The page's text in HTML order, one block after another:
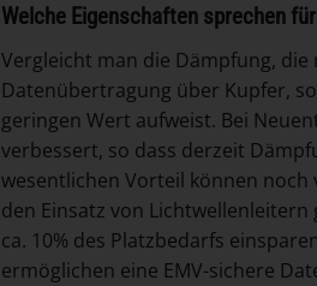
Welche Eigenschaften sprechen
Vergleicht man die Dämpfung,
Datenübertragung über Kupfer,
geringen Wert aufweist. Bei
verbessert, so dass derzeit
wesentlichen Vorteil können noch
den Einsatz von
ca. 10% des Platzbedarfs
ermöglichen eine EMV-sichere